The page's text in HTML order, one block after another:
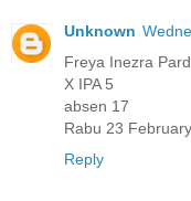
Unknown
Freya Inezra
X IPA 5
absen 17
Rabu 23
Reply